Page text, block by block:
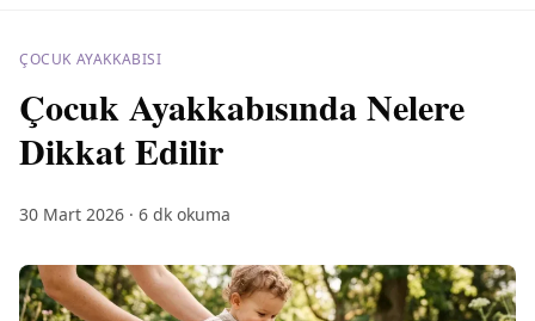
ÇOCUK AYAKKABISI
Çocuk Ayakkabısında Nelere
Dikkat Edilir
30 Mart 2026 · 6 dk okuma